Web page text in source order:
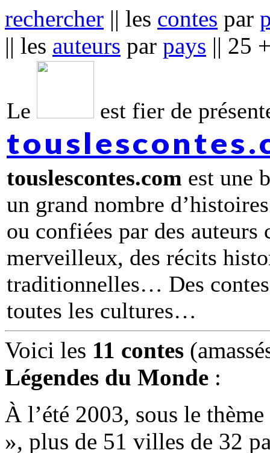
rechercher || les contes par
|| les auteurs par pays || 25
Le est fier de
touslescontes.com est une
un grand nombre
ou confiées par des
merveilleux, des récits
traditionnelles… Des
toutes les cultures
Voici les 11 contes
Légendes du Monde :
À l’été 2003, sous le
», plus de 51 villes de 32